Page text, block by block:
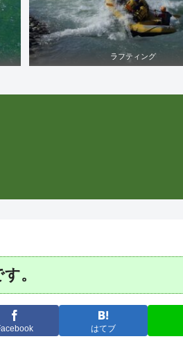
ラフティング
。
はてブ